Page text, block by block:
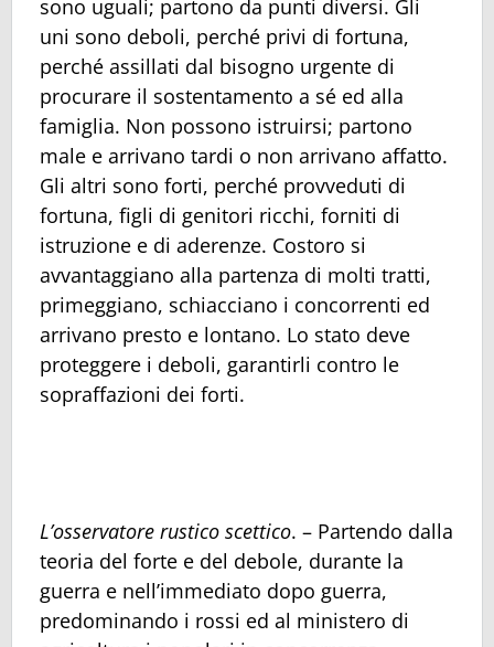
sono uguali; partono da punti diversi. Gli
uni sono deboli, perché privi di fortuna,
perché assillati dal bisogno urgente di
procurare il sostentamento a sé ed alla
famiglia. Non possono istruirsi; partono
male e arrivano tardi o non arrivano affatto.
Gli altri sono forti, perché provveduti di
fortuna, figli di genitori ricchi, forniti di
istruzione e di aderenze. Costoro si
avvantaggiano alla partenza di molti tratti,
primeggiano, schiacciano i concorrenti ed
arrivano presto e lontano. Lo stato deve
proteggere i deboli, garantirli contro le
sopraffazioni dei forti.
L’osservatore rustico scettico. – Partendo dalla
teoria del forte e del debole, durante la
guerra e nell’immediato dopo guerra,
predominando i rossi ed al ministero di